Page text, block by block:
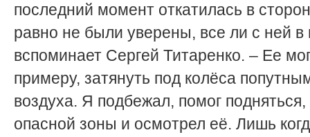
последний момент откатилась в
равно не были уверены, все ли с ней в
вспоминает Сергей Титаренко. – Ее
примеру, затянуть под колёса
воздуха. Я подбежал, помог
опасной зоны и осмотрел её. Лишь